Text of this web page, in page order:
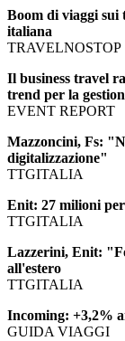
Boom di viaggi sui
italiana
TRAVELNOSTOP
Il business travel
trend per la
EVENT REPORT
Mazzoncini, Fs:
digitalizzazione"
TTGITALIA
Enit: 27 milioni
TTGITALIA
Lazzerini, Enit:
all'estero
TTGITALIA
Incoming: +3,2%
GUIDA VIAGGI